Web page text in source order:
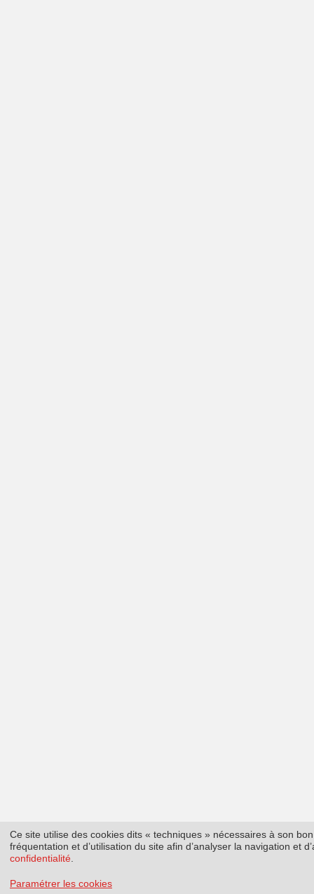
Ce site utilise des cookies dits « techniques » nécessaires à son
fréquentation et d’utilisation du site afin d’analyser la navigation et
confidentialité
Paramétrer les cookies